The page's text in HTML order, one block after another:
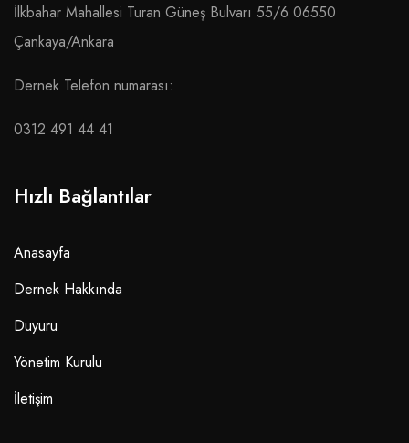
İlkbahar Mahallesi Turan Güneş Bulvarı 55/6 06550
Çankaya/Ankara
Dernek Telefon numarası:
0312 491 44 41
Hızlı Bağlantılar
Anasayfa
Dernek Hakkında
Duyuru
Yönetim Kurulu
İletişim